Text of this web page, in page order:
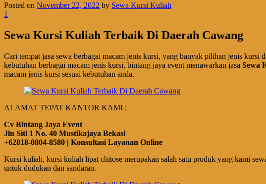
Posted on November 22, 2022 by Sewa Kursi Kuliah
1
Sewa Kursi Kuliah Terbaik Di Daerah Cawang
Cari tempat jasa sewa berbagai macam jenis kursi, yang banyak pilihan jenis kursi
kebutuhan berbagai macam jenis kursi, bintang jaya event menawarkan jasa Sewa
macam jenis kursi sesuai kebutuhan anda.
ALAMAT TEPAT KANTOR KAMI :
Cv Bintang Jaya Event
Jln Siti 1 No. 40 Mustikajaya Bekasi
+62818-0804-8580 | Konsultasi Layanan Online
Kursi kuliah, kursi kuliah lipat chitose merupakan salah satu produk yang kami
untuk dudukan dan sandaran.